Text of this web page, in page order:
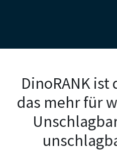
DinoRANK ist
das mehr für